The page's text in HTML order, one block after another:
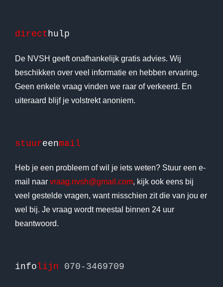
direct hulp
De NVSH geeft onafhankelijk gratis advies. Wij
beschikken over veel informatie en hebben ervaring.
Geen enkele vraag vinden we raar of verkeerd. En
uiteraard blijf je volstrekt anoniem.
stuureenmail
Heb je een probleem of wil je iets weten? Stuur een e-
mail naar vraag.nvsh@gmail.com, kijk ook eens bij
veel gestelde vragen, want misschien zit die van jou er
wel bij. Je vraag wordt meestal binnen 24 uur
beantwoord.
infolijn 070-3469709